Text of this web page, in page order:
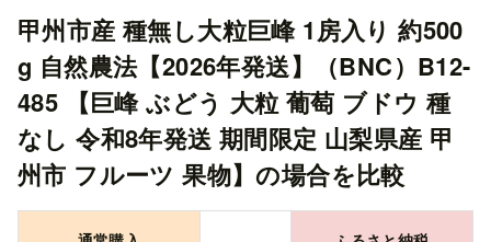
甲州市産 種無し大粒巨峰 1房入り 約500
g 自然農法【2026年発送】（BNC）B12-
485 【巨峰 ぶどう 大粒 葡萄 ブドウ 種
なし 令和8年発送 期間限定 山梨県産 甲
州市 フルーツ 果物】の場合を比較